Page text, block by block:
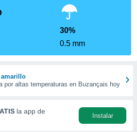
30%
0.5 mm
por altas temperaturas en Buzançais hoy
la app de
Instalar